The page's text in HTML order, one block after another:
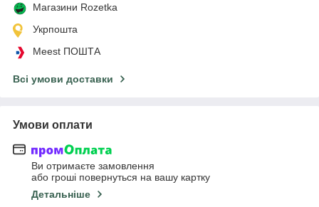
Магазини Rozetka
Укрпошта
Meest ПОШТА
Всі умови доставки
Умови оплати
Ви отримаєте замовлення
або гроші повернуться на вашу картку
Детальніше